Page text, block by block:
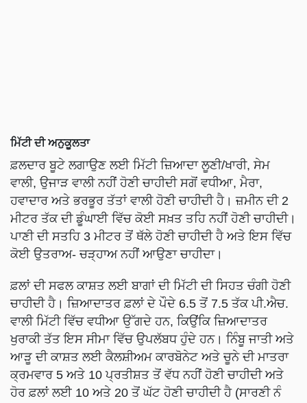
ਮਿੱਟੀ ਦੀ ਅਨੁਕੂਲਤਾ
ਫ਼ਲਦਾਰ ਬੂਟੇ ਲਗਾਉਣ ਲਈ ਮਿੱਟੀ ਜ਼ਿਆਦਾ ਲੂਣੀ/ਖਾਰੀ, ਸੇਮ
ਵਾਲੀ, ਉਜਾੜ ਵਾਲੀ ਨਹੀਂ ਹੋਣੀ ਚਾਹੀਦੀ ਸਗੋਂ ਵਧੀਆ, ਮੈਰਾ,
ਹਵਾਦਾਰ ਅਤੇ ਭਰਭੂਰ ਤੱਤਾਂ ਵਾਲੀ ਹੋਣੀ ਚਾਹੀਦੀ ਹੈ। ਜ਼ਮੀਨ ਦੀ 2
ਮੀਟਰ ਤੱਕ ਦੀ ਡੂੰਘਾਈ ਵਿੱਚ ਕੋਈ ਸਖ਼ਤ ਤਹਿ ਨਹੀਂ ਹੋਣੀ ਚਾਹੀਦੀ।
ਪਾਣੀ ਦੀ ਸਤਹਿ 3 ਮੀਟਰ ਤੋਂ ਥੱਲੇ ਹੋਣੀ ਚਾਹੀਦੀ ਹੈ ਅਤੇ ਇਸ ਵਿੱਚ
ਕੋਈ ਉਤਰਾਅ- ਚੜ੍ਹਾਅ ਨਹੀਂ ਆਉਣਾ ਚਾਹੀਦਾ।
ਫ਼ਲਾਂ ਦੀ ਸਫਲ ਕਾਸ਼ਤ ਲਈ ਬਾਗਾਂ ਦੀ ਮਿੱਟੀ ਦੀ ਸਿਹਤ ਚੰਗੀ ਹੋਣੀ
ਚਾਹੀਦੀ ਹੈ। ਜ਼ਿਆਦਾਤਰ ਫ਼ਲਾਂ ਦੇ ਪੌਦੇ 6.5 ਤੋਂ 7.5 ਤੱਕ ਪੀ.ਐਚ.
ਵਾਲੀ ਮਿੱਟੀ ਵਿੱਚ ਵਧੀਆ ਉੱਗਦੇ ਹਨ, ਕਿਉਂਕਿ ਜ਼ਿਆਦਾਤਰ
ਖੁਰਾਕੀ ਤੱਤ ਇਸ ਸੀਮਾ ਵਿੱਚ ਉਪਲੱਬਧ ਹੁੰਦੇ ਹਨ। ਨਿੰਬੂ ਜਾਤੀ ਅਤੇ
ਆੜੂ ਦੀ ਕਾਸ਼ਤ ਲਈ ਕੈਲਸ਼ੀਅਮ ਕਾਰਬੋਨੇਟ ਅਤੇ ਚੂਨੇ ਦੀ ਮਾਤਰਾ
ਕ੍ਰਮਵਾਰ 5 ਅਤੇ 10 ਪ੍ਰਤੀਸ਼ਤ ਤੋਂ ਵੱਧ ਨਹੀਂ ਹੋਣੀ ਚਾਹੀਦੀ ਅਤੇ
ਹੋਰ ਫ਼ਲਾਂ ਲਈ 10 ਅਤੇ 20 ਤੋਂ ਘੱਟ ਹੋਣੀ ਚਾਹੀਦੀ ਹੈ (ਸਾਰਣੀ ਨੰ